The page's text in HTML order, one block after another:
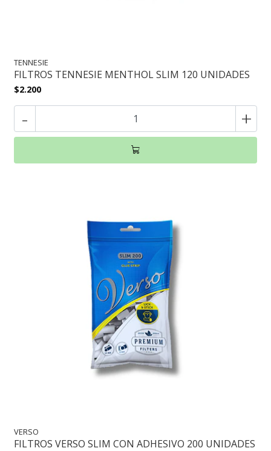
TENNESIE
FILTROS TENNESIE MENTHOL SLIM 120 UNIDADES
$2.200
- +
VERSO
FILTROS VERSO SLIM CON ADHESIVO 200 UNIDADES